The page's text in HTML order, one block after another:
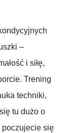
–
i siłę,
Trening
techniki,
tu dużo o
poczujecie się